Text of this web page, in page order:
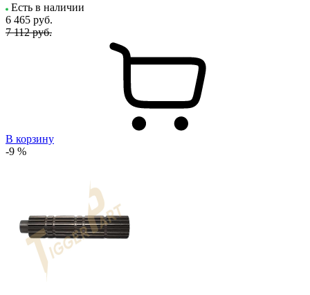
Есть в наличии
6 465 руб.
7 112 руб.
В корзину
-9 %